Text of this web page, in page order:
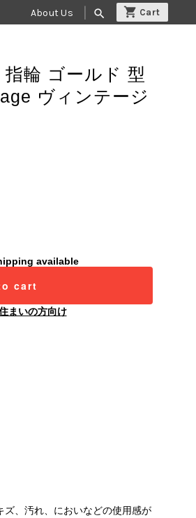
About Us search
輪 ゴールド 型
ヴィンテージ
available
cart
まいの方向け
ズ、汚れ、においなどの使用感が